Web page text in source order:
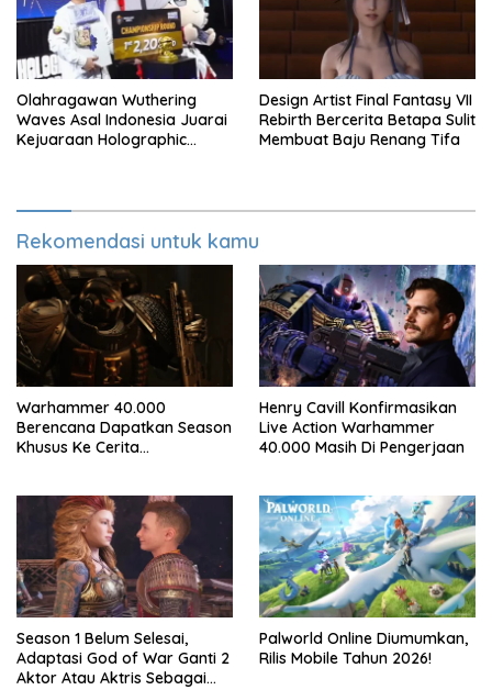
Olahragawan Wuthering
Waves Asal Indonesia Juarai
Kejuaraan Holographic
Design Artist Final Fantasy VII
Rebirth Bercerita Betapa Sulit
Membuat Baju Renang Tifa
Rekomendasi untuk kamu
Warhammer 40.000
Berencana Dapatkan Season
Khusus Ke Cerita
Henry Cavill Konfirmasikan
Live Action Warhammer
40.000 Masih Di Pengerjaan
Season 1 Belum Selesai,
Adaptasi God of War Ganti 2
Aktor Atau Aktris Sebagai
Palworld Online Diumumkan,
Rilis Mobile Tahun 2026!